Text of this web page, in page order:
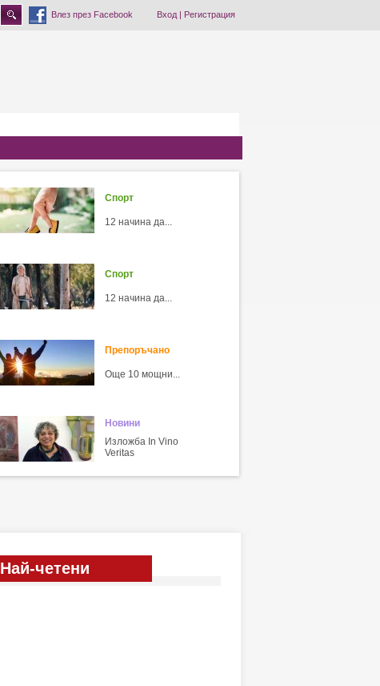
Влез през Facebook Вход| Регистрация
Спорт
12 начина да...
Спорт
12 начина да...
Препоръчано
Още 10 мощни...
Новини
Изложба In Vino
Veritas
Най-четени